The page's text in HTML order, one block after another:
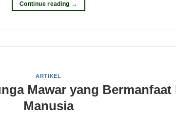
Continue reading →
ARTIKEL
Mawar yang Bermanfaat
Manusia